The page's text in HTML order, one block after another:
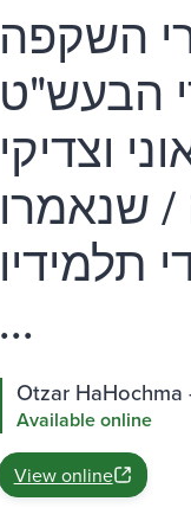
השקפה
הבעש"ט
וצדיקי
/ שנאמרו
תלמידיו
...
Available online
View online